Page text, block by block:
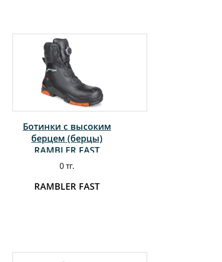
Ботинки с высоким
берцем (берцы)
RAMBLER FAST
0 тг.
RAMBLER FAST